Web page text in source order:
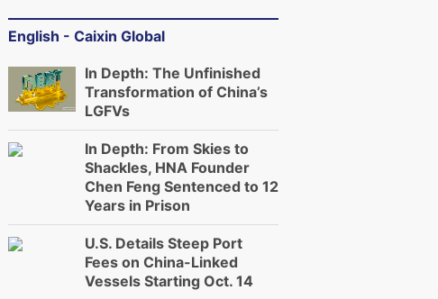
English - Caixin Global
In Depth: The Unfinished
Transformation of China’s
LGFVs
In Depth: From Skies to
Shackles, HNA Founder
Chen Feng Sentenced to 12
Years in Prison
U.S. Details Steep Port
Fees on China-Linked
Vessels Starting Oct. 14